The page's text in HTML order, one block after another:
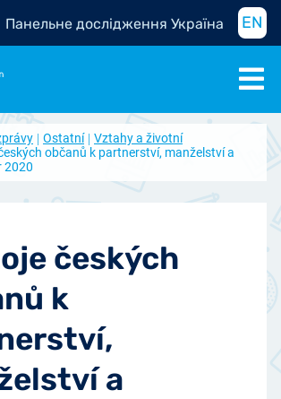
Панельне дослідження Україна EN
Ostatní
Vztahy a životní
občanů k partnerství, manželství a
2020
českých
k
a